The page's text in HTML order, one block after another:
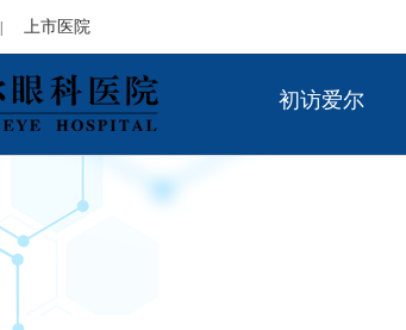
| 上市医院
初访爱尔